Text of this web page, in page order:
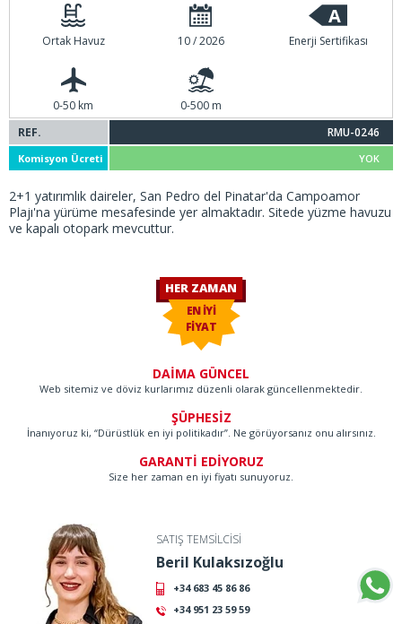
Ortak Havuz 10 / 2026
A
Enerji Sertifikası
0-50 km
0-500 m
REF.
RMU-0246
Komisyon Ücreti YOK
2+1 yatırımlık daireler, San Pedro del Pinatar'da Campoamor
Plajı'na yürüme mesafesinde yer almaktadır. Sitede yüzme havuzu
ve kapalı otopark mevcuttur.
HER ZAMAN
EN İYİ
FİYAT
DAİMA GÜNCEL
Web sitemiz ve döviz kurlarımız düzenli olarak güncellenmektedir.
ŞÜPHESİZ
İnanıyoruz ki, “Dürüstlük en iyi politikadır”. Ne görüyorsanız onu alırsınız.
GARANTİ EDİYORUZ
Size her zaman en iyi fiyatı sunuyoruz.
SATIŞ TEMSİLCİSİ
Beril Kulaksızoğlu
+34 683 45 86 86
+34 951 23 59 59